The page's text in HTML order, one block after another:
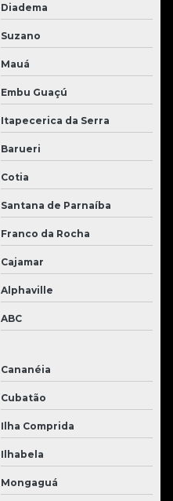
Diadema
Suzano
Mauá
Embu Guaçú
Itapecerica da Serra
Barueri
Cotia
Santana de Parnaíba
Franco da Rocha
Cajamar
Alphaville
ABC
Cananéia
Cubatão
Ilha Comprida
Ilhabela
Mongaguá